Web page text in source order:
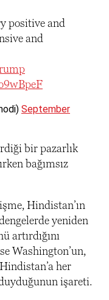
positive and
and
September
bir pazarlık
bağımsız
Hindistan’ın
yeniden
artırdığını
Washington’un,
her
işareti.